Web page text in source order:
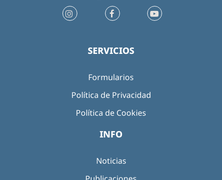
SERVICIOS
Formularios
Política de Privacidad
Política de Cookies
INFO
Noticias